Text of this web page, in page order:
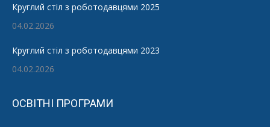
Круглий стіл з роботодавцями 2025
04.02.2026
Круглий стіл з роботодавцями 2023
04.02.2026
ОСВІТНІ ПРОГРАМИ